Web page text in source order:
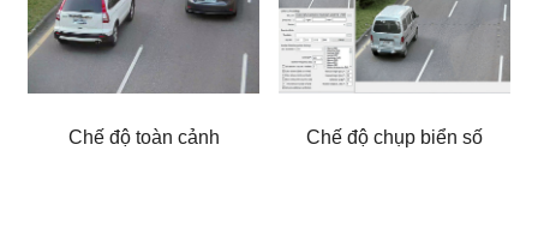
Chế độ toàn cảnh Chế độ chụp biển số